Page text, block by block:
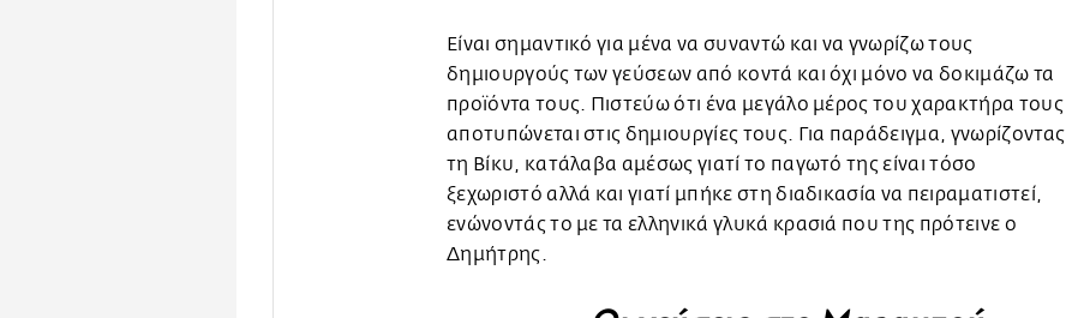
Είναι σημαντικό για μένα να συναντώ και να γνωρίζω τους
δημιουργούς των γεύσεων από κοντά και όχι μόνο να δοκιμάζω τα
προϊόντα τους. Πιστεύω ότι ένα μεγάλο μέρος του χαρακτήρα τους
αποτυπώνεται στις δημιουργίες τους. Για παράδειγμα, γνωρίζοντας
τη Βίκυ, κατάλαβα αμέσως γιατί το παγωτό της είναι τόσο
ξεχωριστό αλλά και γιατί μπήκε στη διαδικασία να πειραματιστεί,
ενώνοντάς το με τα ελληνικά γλυκά κρασιά που της πρότεινε ο
Δημήτρης.